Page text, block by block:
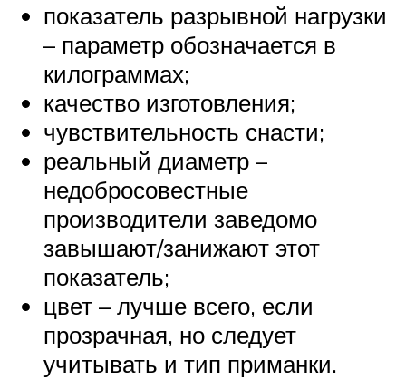
показатель разрывной нагрузки
– параметр обозначается в
килограммах;
качество изготовления;
чувствительность снасти;
реальный диаметр –
недобросовестные
производители заведомо
завышают/занижают этот
показатель;
цвет – лучше всего, если
прозрачная, но следует
учитывать и тип приманки.